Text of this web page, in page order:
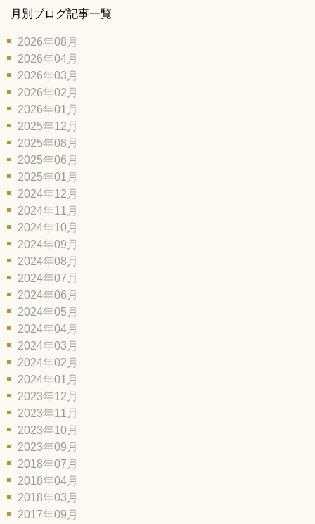
月別ブログ記事一覧
2026年08月
2026年04月
2026年03月
2026年02月
2026年01月
2025年12月
2025年08月
2025年06月
2025年01月
2024年12月
2024年11月
2024年10月
2024年09月
2024年08月
2024年07月
2024年06月
2024年05月
2024年04月
2024年03月
2024年02月
2024年01月
2023年12月
2023年11月
2023年10月
2023年09月
2018年07月
2018年04月
2018年03月
2017年09月